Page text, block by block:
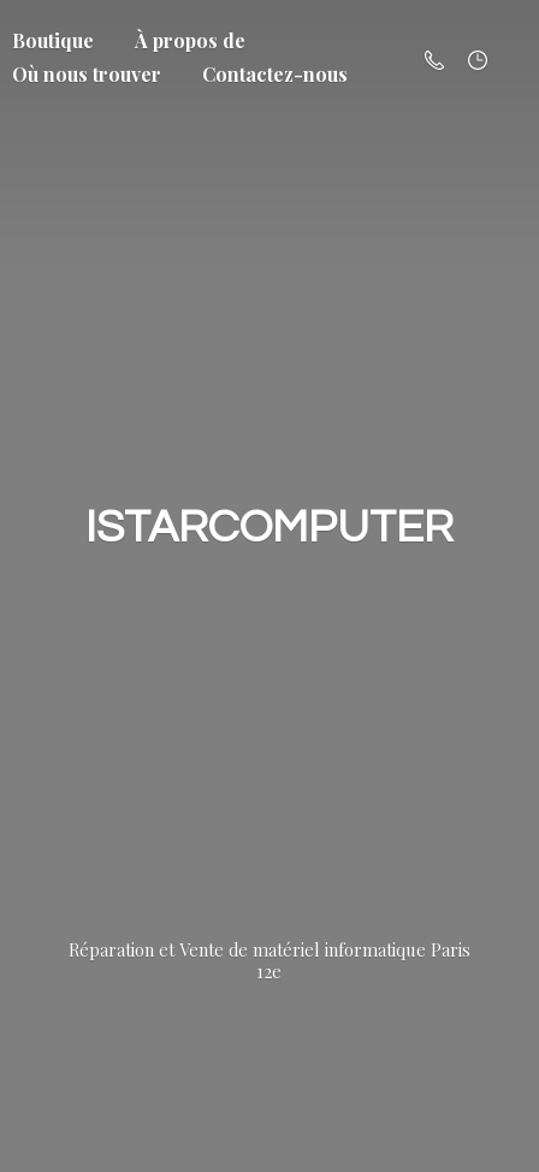
Boutique
À propos de
Où nous trouver
Contactez-nous
ISTARCOMPUTER
Réparation et Vente de matériel informatique Paris
12e